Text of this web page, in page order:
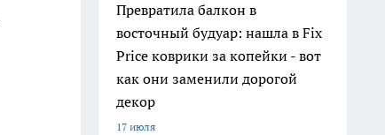
Превратила балкон в
восточный будуар: нашла в Fix
Price коврики за копейки - вот
как они заменили дорогой
декор
17 июля